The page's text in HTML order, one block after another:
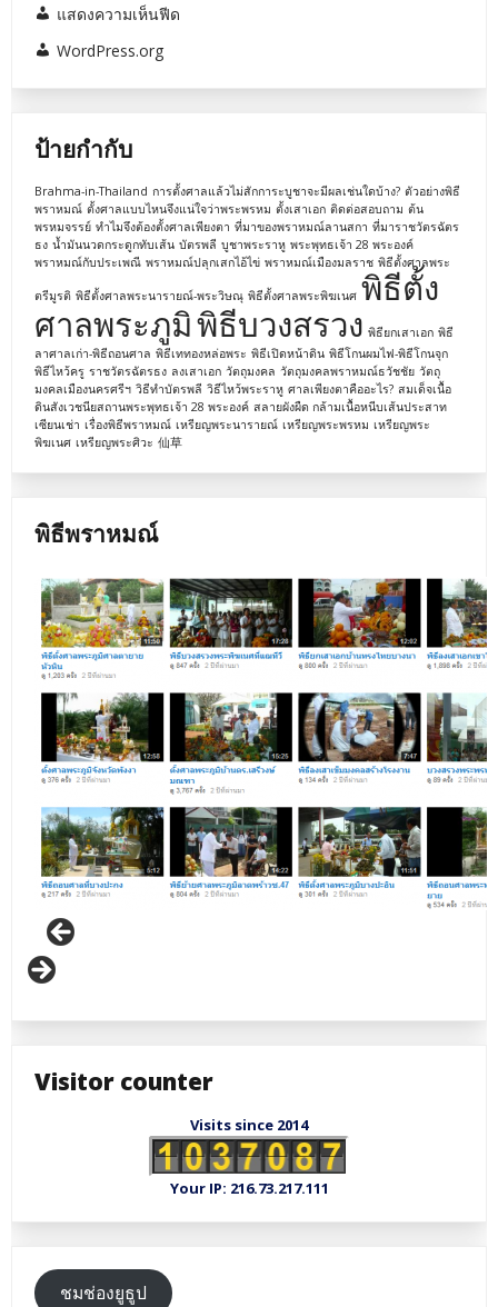
แสดงความเห็นฟีด
WordPress.org
ป้ายกำกับ
Brahma-in-Thailand การตั้งศาลแล้วไม่สักการะบูชาจะมีผลเช่นใดบ้าง? ตัวอย่างพิธี
พราหมณ์ ตั้งศาลแบบไหนจึงแน่ใจว่าพระพรหม ตั้งเสาเอก ติดต่อสอบถาม ต้น
พรหมจรรย์ ทำไมจึงต้องตั้งศาลเพียงตา ที่มาของพราหมณ์ลานสกา ที่มาราชวัตรฉัตร
ธง น้ำมันนวดกระดูกทับเส้น บัตรพลี บูชาพระราหู พระพุทธเจ้า 28 พระองค์
พราหมณ์กับประเพณี พราหมณ์ปลุกเสกไอ้ไข่ พราหมณ์เมืองมลราช พิธีตั้งศาลพระ
ตรีมูรติ พิธีตั้งศาลพระนารายณ์-พระวิษณุ พิธีตั้งศาลพระพิฆเนศ พิธีตั้ง
ศาลพระภูมิพิธีบวงสรวง พิธียกเสาเอก พิธี
ลาศาลเก่า-พิธีถอนศาล พิธีเททองหล่อพระ พิธีเปิดหน้าดิน พิธีโกนผมไฟ-พิธีโกนจุก
พิธีไหว้ครู ราชวัตรฉัตรธง ลงเสาเอก วัตถุมงคล วัตถุมงคลพราหมณ์ธวัชชัย วัตถุ
มงคลเมืองนครศรีฯ วิธีทำบัตรพลี วิธีไหว้พระราหู ศาลเพียงตาคืออะไร? สมเด็จเนื้อ
ดินสังเวชนียสถานพระพุทธเจ้า 28 พระองค์ สลายผังผืด กล้ามเนื้อหนีบเส้นประสาท
เซียนเช่า เรื่องพิธีพราหมณ์ เหรียญพระนารายณ์ เหรียญพระพรหม เหรียญพระ
พิฆเนศ เหรียญพระศิวะ 仙草
พิธีพราหมณ์
Visitor counter
Visits since 2014
Your IP: 216.73.217.111
ชมช่องยูธูป